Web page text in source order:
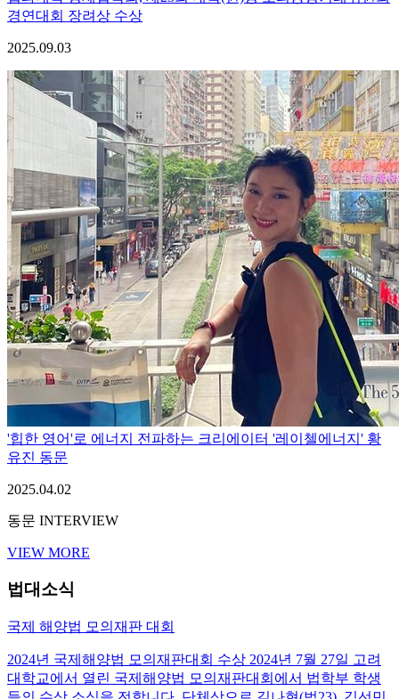
경연대회 장려상 수상
2025.09.03
'힙한 영어'로 에너지 전파하는 크리에이터 '레이첼에너지' 황
유진 동문
2025.04.02
동문 INTERVIEW
VIEW MORE
법대소식
국제 해양법 모의재판 대회
2024년 국제해양법 모의재판대회 수상 2024년 7월 27일 고려
대학교에서 열린 국제해양법 모의재판대회에서 법학부 학생